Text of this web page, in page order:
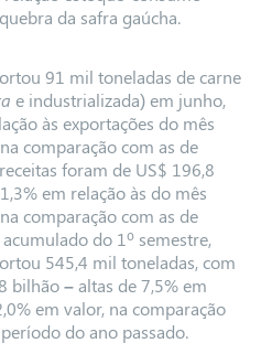
da safra gaúcha.
91 mil toneladas de carne
e industrializada) em junho,
às exportações do mês
comparação com as de
foram de US$ 196,8
em relação às do mês
comparação com as de
do 1º semestre,
545,4 mil toneladas, com
bilhão–altas de 7,5% em
em valor, na comparação
do ano passado.